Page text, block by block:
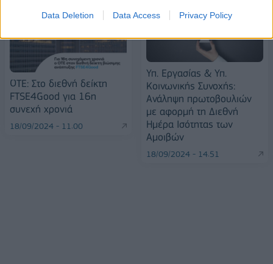
Data Deletion Data Access Privacy Policy
ΟΤΕ: Στο διεθνή δείκτη
FTSE4Good για 16η
συνεχή χρονιά
18/09/2024 - 11:00
Υπ. Εργασίας & Υπ.
Κοινωνικής Συνοχής:
Ανάληψη πρωτοβουλιών
με αφορμή τη Διεθνή
Ημέρα Ισότητας των
Αμοιβών
18/09/2024 - 14:51